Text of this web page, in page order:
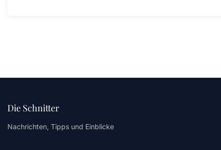
Die Schnitter
Nachrichten, Tipps und Einblicke